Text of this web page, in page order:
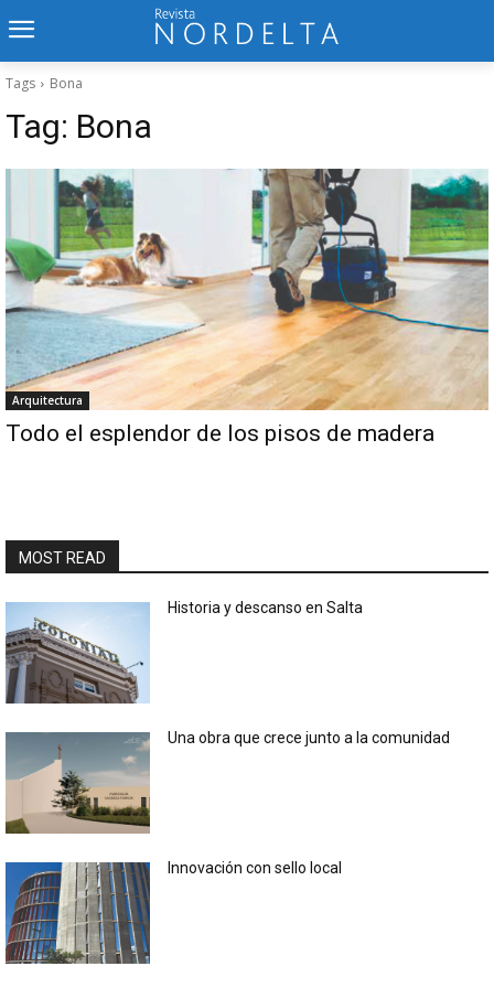
Tags Bona
Tag: Bona
Arquitectura
Todo el esplendor de los pisos de madera
MOST READ
Historia y descanso en Salta
Una obra que crece junto a la comunidad
Innovación con sello local